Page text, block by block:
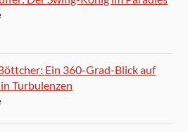
Ein 360-Grad-Blick auf
Turbulenzen